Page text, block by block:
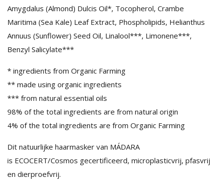
Amygdalus (Almond) Dulcis Oil*, Tocopherol, Crambe
Maritima (Sea Kale) Leaf Extract, Phospholipids, Helianthus
Annuus (Sunflower) Seed Oil, Linalool***, Limonene***,
Benzyl Salicylate***
* ingredients from Organic Farming
** made using organic ingredients
*** from natural essential oils
98% of the total ingredients are from natural origin
4% of the total ingredients are from Organic Farming
Dit natuurlijke haarmasker van MÁDARA
is ECOCERT/Cosmos gecertificeerd, microplasticvrij, pfasvrij
en dierproefvrij.